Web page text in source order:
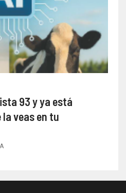
93 y ya está
veas en tu